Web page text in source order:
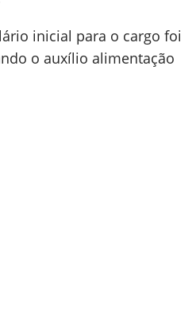
inicial para o cargo foi
o auxílio alimentação